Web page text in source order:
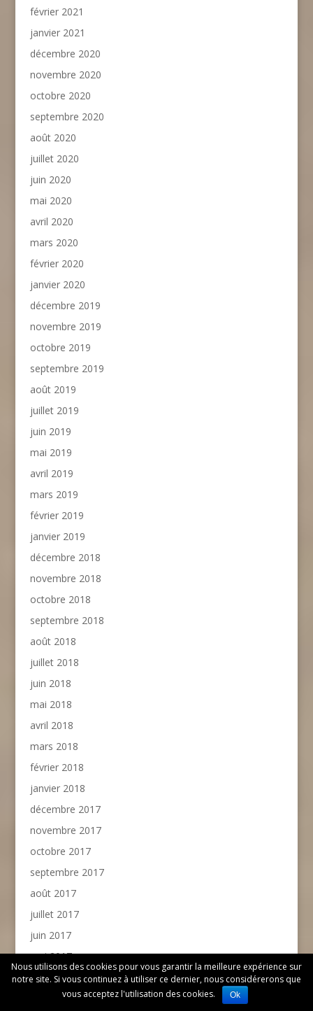
février 2021
janvier 2021
décembre 2020
novembre 2020
octobre 2020
septembre 2020
août 2020
juillet 2020
juin 2020
mai 2020
avril 2020
mars 2020
février 2020
janvier 2020
décembre 2019
novembre 2019
octobre 2019
septembre 2019
août 2019
juillet 2019
juin 2019
mai 2019
avril 2019
mars 2019
février 2019
janvier 2019
décembre 2018
novembre 2018
octobre 2018
septembre 2018
août 2018
juillet 2018
juin 2018
mai 2018
avril 2018
mars 2018
février 2018
janvier 2018
décembre 2017
novembre 2017
octobre 2017
septembre 2017
août 2017
juillet 2017
juin 2017
mai 2017
avril 2017
mars 2017
Nous utilisons des cookies pour vous garantir la meilleure expérience sur
notre site. Si vous continuez à utiliser ce dernier, nous considérerons que
vous acceptez l'utilisation des cookies.
Ok